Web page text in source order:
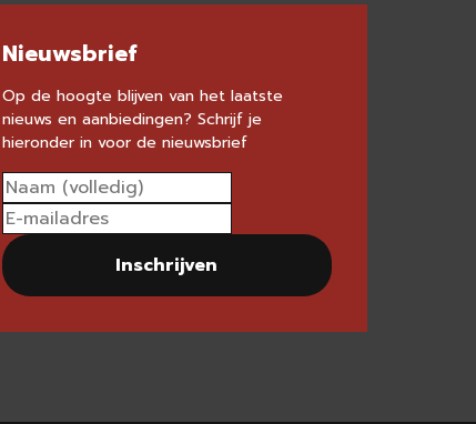
Nieuwsbrief
Op de hoogte blijven van het laatste
nieuws en aanbiedingen? Schrijf je
hieronder in voor de nieuwsbrief
Inschrijven